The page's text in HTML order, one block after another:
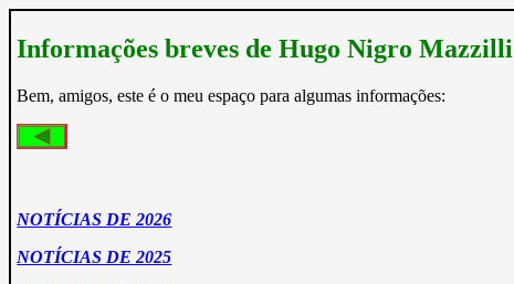
Informações breves de Hugo Nigro
Bem, amigos, este é o meu espaço para algumas informações:
NOTÍCIAS DE 2026
NOTÍCIAS DE 2025